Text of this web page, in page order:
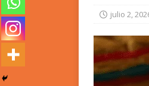
julio 2,